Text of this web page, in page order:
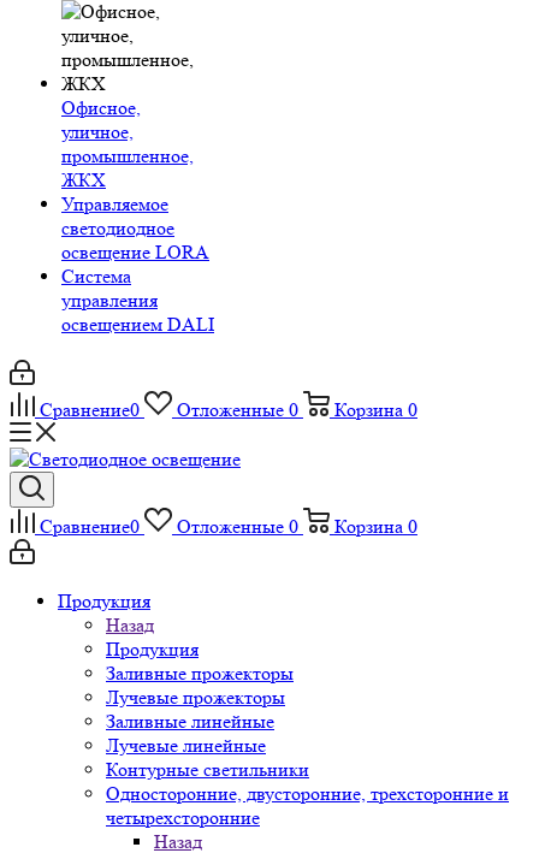
Офисное,
уличное,
промышленное,
ЖКХ
Управляемое
светодиодное
освещение LORA
Система
управления
освещением DALI
Сравнение0 Отложенные 0 Корзина 0
Сравнение0 Отложенные 0 Корзина 0
Продукция
Назад
Продукция
Заливные прожекторы
Лучевые прожекторы
Заливные линейные
Лучевые линейные
Контурные светильники
Односторонние, двусторонние, трехсторонние и
четырехсторонние
Назад